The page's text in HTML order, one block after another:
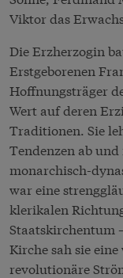
Viktor das
Die Erzherzogin
Erstgeborenen
Hoffnungsträger
Wert auf deren
Traditionen. Sie
Tendenzen ab
monarchisch-
war eine
klerikalen
Staatskirchentum
Kirche sah sie
revolutionäre